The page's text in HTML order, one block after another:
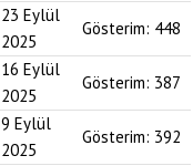
23 Eylül
2025
Gösterim: 448
16 Eylül
2025
Gösterim: 387
9 Eylül
2025
Gösterim: 392